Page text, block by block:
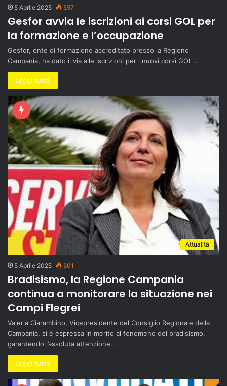
5 Aprile 2025 557
Gesfor avvia le iscrizioni ai corsi GOL per
la formazione e l’occupazione
Gesfor, ente di formazione accreditato presso la Regione
Campania, ha dato il via alle iscrizioni per i nuovi corsi GOL…
Leggi tutto
Attualità
5 Aprile 2025 601
Bradisismo, la Regione Campania
continua a monitorare la situazione nei
Campi Flegrei
Valeria Ciarambino, Vicepresidente del Consiglio Regionale della
Campania, si è espressa in merito al fenomeno del bradisismo,
garantendo l’assoluta attenzione…
Leggi tutto